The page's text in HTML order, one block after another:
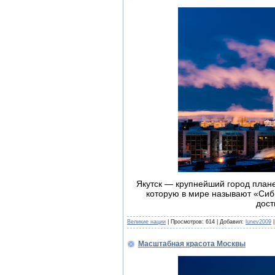
Якутск — крупнейший город
которую в мире называют
Великие нации | Просмотров: 614 | Добавил: lunev2009
Масштабная красота Москвы